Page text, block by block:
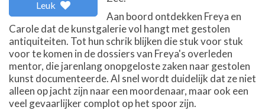
Leuk
Aan boord ontdekken Freya en
Carole dat de kunstgalerie vol hangt met gestolen
antiquiteiten. Tot hun schrik blijken die stuk voor stuk
voor te komen in de dossiers van Freya's overleden
mentor, die jarenlang onopgeloste zaken naar gestolen
kunst documenteerde. Al snel wordt duidelijk dat ze niet
alleen op jacht zijn naar een moordenaar, maar ook een
veel gevaarlijker complot op het spoor zijn.